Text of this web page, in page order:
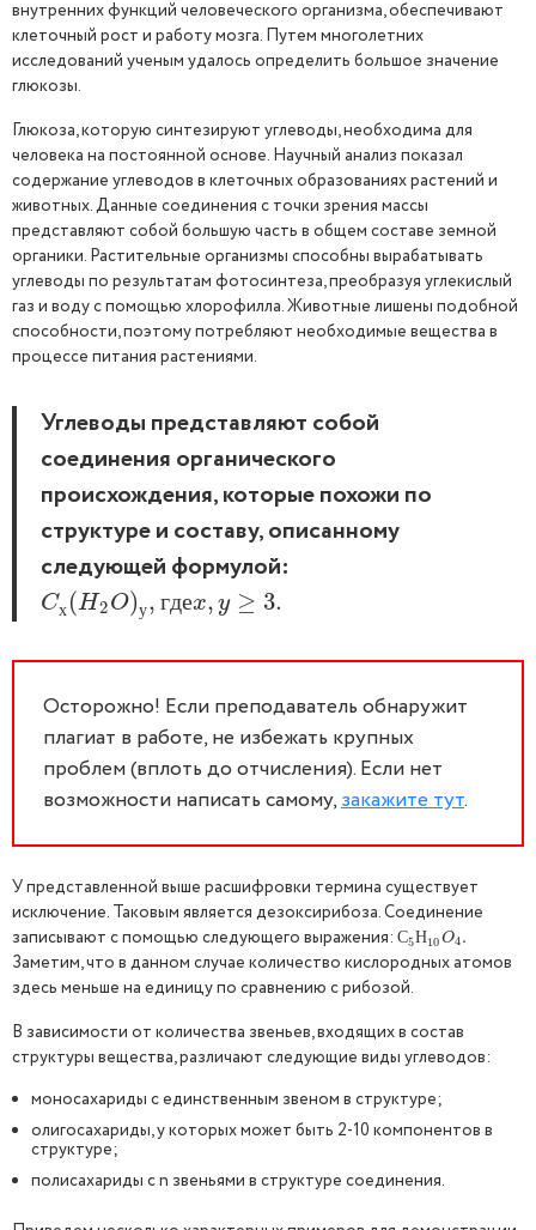
внутренних функций человеческого организма, обеспечивают
клеточный рост и работу мозга. Путем многолетних
исследований ученым удалось определить большое значение
глюкозы.
Глюкоза, которую синтезируют углеводы, необходима для
человека на постоянной основе. Научный анализ показал
содержание углеводов в клеточных образованиях растений и
животных. Данные соединения с точки зрения массы
представляют собой большую часть в общем составе земной
органики. Растительные организмы способны вырабатывать
углеводы по результатам фотосинтеза, преобразуя углекислый
газ и воду с помощью хлорофилла. Животные лишены подобной
способности, поэтому потребляют необходимые вещества в
процессе питания растениями.
Углеводы представляют собой
соединения органического
происхождения, которые похожи по
структуре и составу, описанному
следующей формулой:
Cх(H2O)у, гдеx, y ≥ 3.
Cх(H2O)у,гдеx,y≥3.
Осторожно! Если преподаватель обнаружит
плагиат в работе, не избежать крупных
проблем (вплоть до отчисления). Если нет
возможности написать самому,закажите тут.
У представленной выше расшифровки термина существует
исключение. Таковым является дезоксирибоза. Соединение
записывают с помощью следующего выражения: С5Н10O4.
С5Н10O4
Заметим, что в данном случае количество кислородных атомов
здесь меньше на единицу по сравнению с рибозой.
В зависимости от количества звеньев, входящих в состав
структуры вещества, различают следующие виды углеводов:
моносахариды с единственным звеном в структуре;
олигосахариды, у которых может быть 2-10 компонентов в
структуре;
полисахариды с n звеньями в структуре соединения.